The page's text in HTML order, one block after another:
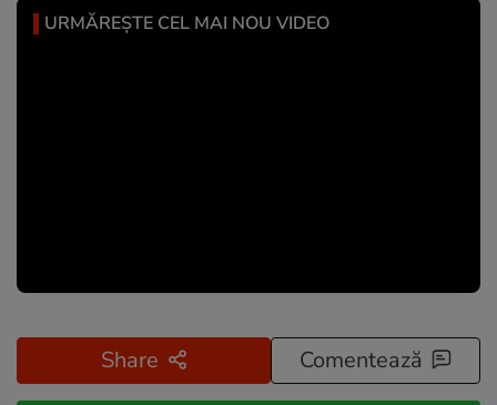
URMĂREȘTE CEL MAI NOU VIDEO
Share Comentează